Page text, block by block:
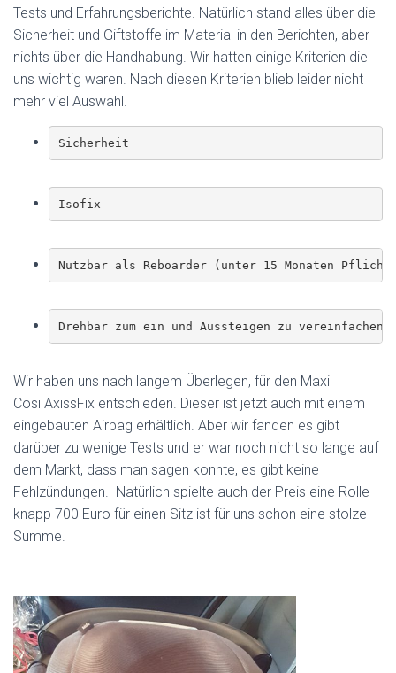
Tests und Erfahrungsberichte. Natürlich stand alles über die
Sicherheit und Giftstoffe im Material in den Berichten, aber
nichts über die Handhabung. Wir hatten einige Kriterien die
uns wichtig waren. Nach diesen Kriterien blieb leider nicht
mehr viel Auswahl.
Sicherheit
Isofix
Nutzbar als Reboarder (unter 15 Monaten
Drehbar zum ein und Aussteigen zu vereinfachen
Wir haben uns nach langem Überlegen, für den Maxi
Cosi AxissFix entschieden. Dieser ist jetzt auch mit einem
eingebauten Airbag erhältlich. Aber wir fanden es gibt
darüber zu wenige Tests und er war noch nicht so lange auf
dem Markt, dass man sagen konnte, es gibt keine
Fehlzündungen. Natürlich spielte auch der Preis eine Rolle
knapp 700 Euro für einen Sitz ist für uns schon eine stolze
Summe.